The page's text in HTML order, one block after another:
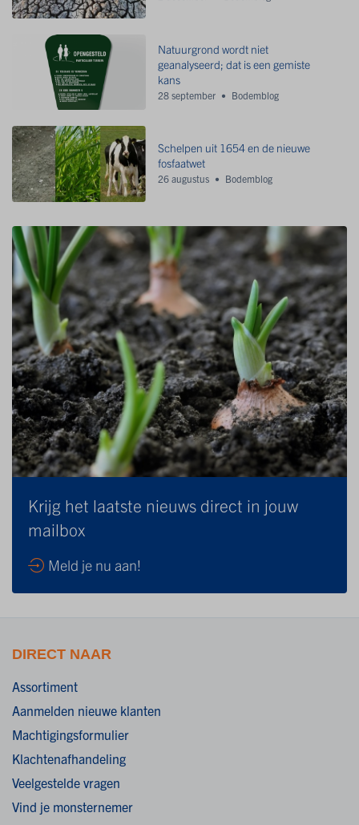
Natuurgrond wordt niet
geanalyseerd; dat is een gemiste
kans
28 september Bodemblog
Schelpen uit 1654 en de nieuwe
fosfaatwet
26 augustus Bodemblog
Krijg het laatste nieuws direct in jouw
mailbox
Meld je nu aan!
DIRECT NAAR
Assortiment
Aanmelden nieuwe klanten
Machtigingsformulier
Klachtenafhandeling
Veelgestelde vragen
Vind je monsternemer